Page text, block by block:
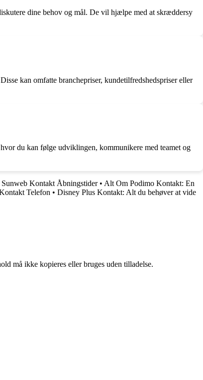
dine behov og mål. De vil hjælpe med at skræddersy
kan omfatte branchepriser, kundetilfredshedspriser eller
du kan følge udviklingen, kommunikere med teamet og
Sunweb Kontakt Åbningstider• Alt Om Podimo Kontakt: En
Telefon • Disney Plus Kontakt: Alt du behøver at vide
må ikke kopieres eller bruges uden tilladelse.